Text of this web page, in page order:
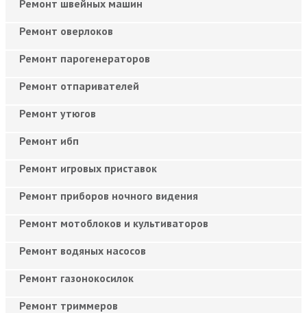
Ремонт швейных машин
Ремонт оверлоков
Ремонт парогенераторов
Ремонт отпаривателей
Ремонт утюгов
Ремонт ибп
Ремонт игровых приставок
Ремонт приборов ночного видения
Ремонт мотоблоков и культиваторов
Ремонт водяных насосов
Ремонт газонокосилок
Ремонт триммеров